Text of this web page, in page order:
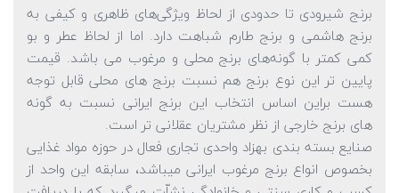
برنج شیرودی تا حدودی از لحاظ ویژگی‌های ظاهری و کیفی به
برنج هاشمی و برنج طارم شباهت دارد. اما از لحاظ عطر و بو
کمی کمتر با گونه‌های برنج محلی و مرغوب می باشد. قیمت
پایین تر این نوع برنج هم نسبت برنج های محلی قابل توجه
هست براین اساس انتخاب این برنج ایرانی نسبت به گونه
های برنج خارجی از نظر مشتریان عقلانی تر است.
صنایع بسته بندی بهزاد واحدی تجاری فعال در حوزه مواد غذایی
بخصوص انواع برنج مرغوب ایرانی میباشد، سابقه این واحد از